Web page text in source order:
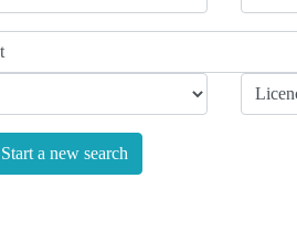
Start a new search